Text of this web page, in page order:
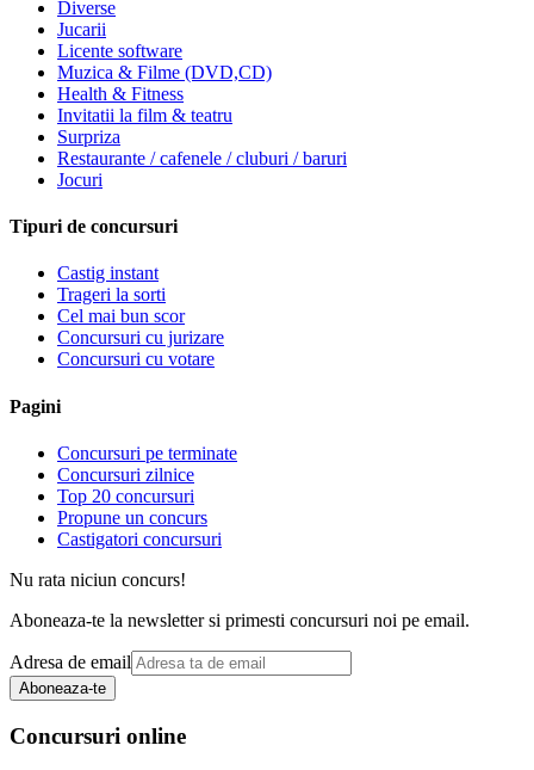
Diverse
Jucarii
Licente software
Muzica & Filme (DVD,CD)
Health & Fitness
Invitatii la film & teatru
Surpriza
Restaurante / cafenele / cluburi / baruri
Jocuri
Tipuri de concursuri
Castig instant
Trageri la sorti
Cel mai bun scor
Concursuri cu jurizare
Concursuri cu votare
Pagini
Concursuri pe terminate
Concursuri zilnice
Top 20 concursuri
Propune un concurs
Castigatori concursuri
Nu rata niciun concurs!
Aboneaza-te la newsletter si primesti concursuri noi pe email.
Adresa de email
Aboneaza-te
Concursuri online